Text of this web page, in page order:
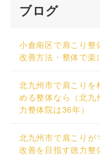
ブログ
小倉南区で肩こり整
改善方法・整体で楽
北九州市で肩こりを
める整体なら（北九
力整体院は36年）
北九州市で肩こりが
改善を目指す徳力整